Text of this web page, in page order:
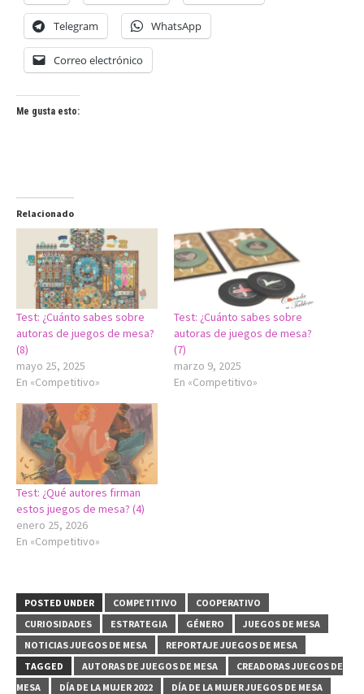
Telegram WhatsApp
Correo electrónico
Me gusta esto:
Relacionado
Test: ¿Cuánto sabes sobre
autoras de juegos de mesa?
(8)
mayo 25, 2025
En «Competitivo»
Test: ¿Cuánto sabes sobre
autoras de juegos de mesa?
(7)
marzo 9, 2025
En «Competitivo»
Test: ¿Qué autores firman
estos juegos de mesa? (4)
enero 25, 2026
En «Competitivo»
POSTED UNDER COMPETITIVO
COOPERATIVO
CURIOSIDADES
ESTRATEGIA GÉNERO
JUEGOS DE MESA
NOTICIAS JUEGOS DE MESA
REPORTAJE JUEGOS DE MESA
TAGGED
AUTORAS DE JUEGOS DE MESA
CREADORAS JUEGOS DE
MESA
DÍA DE LA MUJER 2022
DÍA DE LA MUJER JUEGOS DE MESA